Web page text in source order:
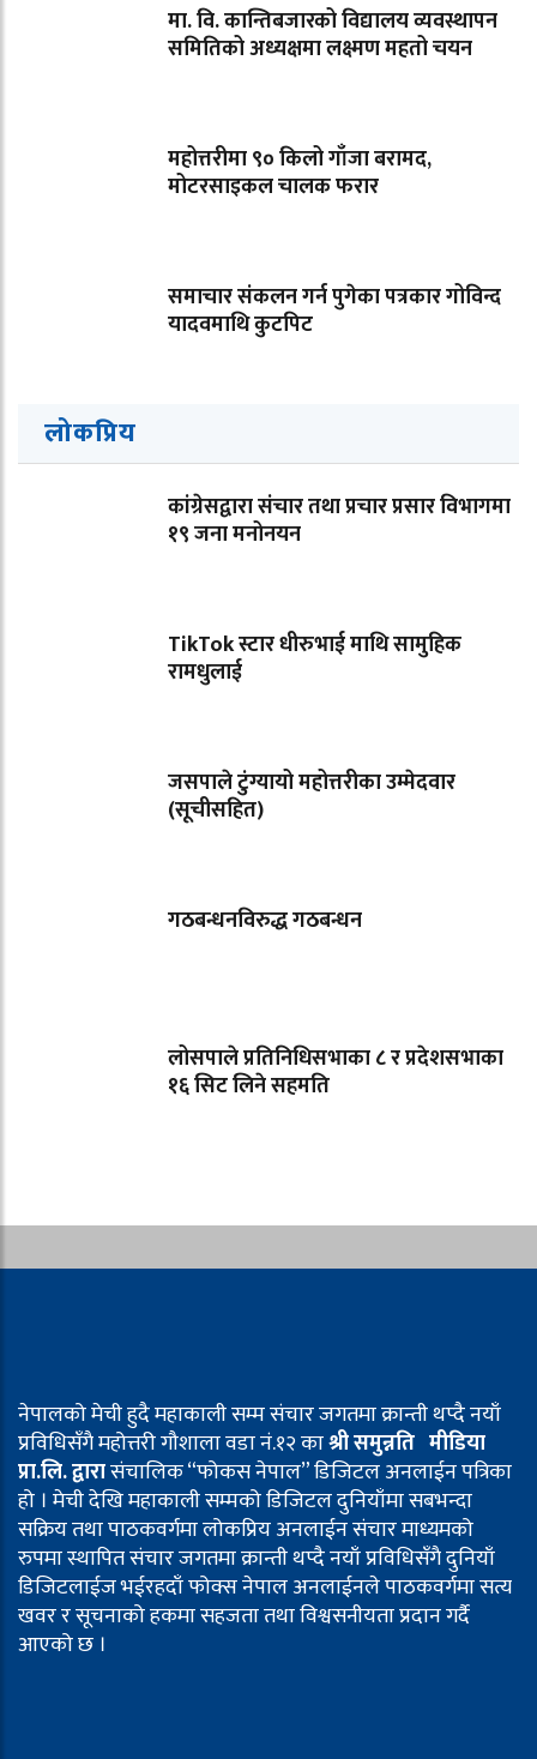
मा. वि. कान्तिबजारको विद्यालय व्यवस्थापन
समितिको अध्यक्षमा लक्ष्मण महतो चयन
महोत्तरीमा ९० किलो गाँजा बरामद,
मोटरसाइकल चालक फरार
समाचार संकलन गर्न पुगेका पत्रकार गोविन्द
यादवमाथि कुटपिट
लोकप्रिय
कांग्रेसद्वारा संचार तथा प्रचार प्रसार विभागमा
१९ जना मनोनयन
TikTok स्टार धीरुभाई माथि सामुहिक
रामधुलाई
जसपाले टुंग्यायो महोत्तरीका उम्मेदवार
(सूचीसहित)
गठबन्धनविरुद्ध गठबन्धन
लोसपाले प्रतिनिधिसभाका ८ र प्रदेशसभाका
१६ सिट लिने सहमति
नेपालको मेची हुदै महाकाली सम्म संचार जगतमा क्रान्ती थप्दै नयाँ
प्रविधिसँगै महोत्तरी गौशाला वडा नं.१२ काश्री समुन्नति मीडिया
प्रा.लि. द्वारासंचालिक “फोकस नेपाल” डिजिटल अनलाईन पत्रिका
हो । मेची देखि महाकाली सम्मको डिजिटल दुनियाँमा सबभन्दा
सक्रिय तथा पाठकवर्गमा लोकप्रिय अनलाईन संचार माध्यमको
रुपमा स्थापित संचार जगतमा क्रान्ती थप्दै नयाँ प्रविधिसँगै दुनियाँ
डिजिटलाईज भईरहदाँ फोक्स नेपाल अनलाईनले पाठकवर्गमा सत्य
खवर र सूचनाको हकमा सहजता तथा विश्वसनीयता प्रदान गर्दै
आएको छ ।